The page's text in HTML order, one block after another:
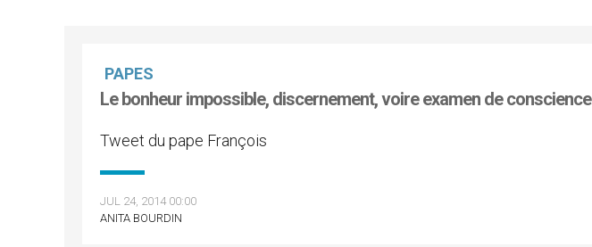
PAPES
Le bonheur impossible, discernement, voire examen de conscience
Tweet du pape François
JUL 24, 2014 00:00
ANITA BOURDIN